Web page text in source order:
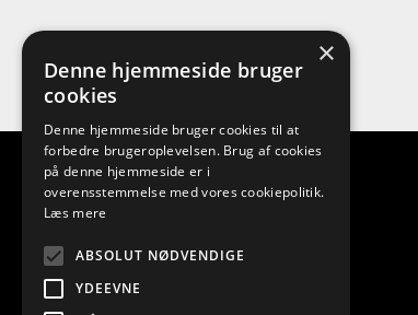
Adresse
Vesterbrogade 107 E
×
Denne hjemmeside bruger
cookies
Denne hjemmeside bruger cookies til at
forbedre brugeroplevelsen. Brug af cookies
på denne hjemmeside er i
overensstemmelse med vores cookiepolitik.
Læs mere
ABSOLUT NØDVENDIGE
YDEEVNE